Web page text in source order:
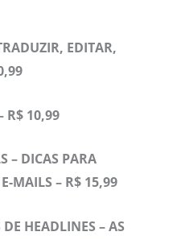
EDITAR,
R$ 10,99
– DICAS PARA
E-MAILS – R$ 15,99
HEADLINES – AS